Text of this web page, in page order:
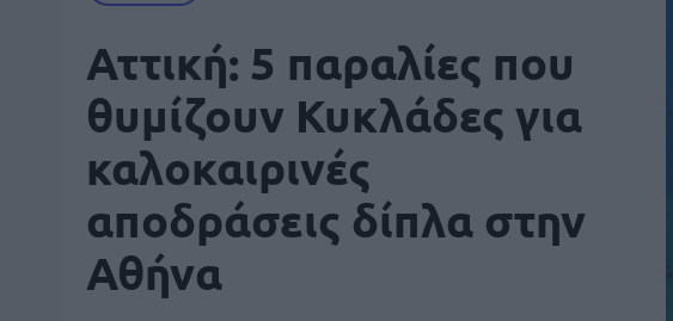
Αττική: 5 παραλίες που
θυμίζουν Κυκλάδες για
καλοκαιρινές
αποδράσεις δίπλα στην
Αθήνα